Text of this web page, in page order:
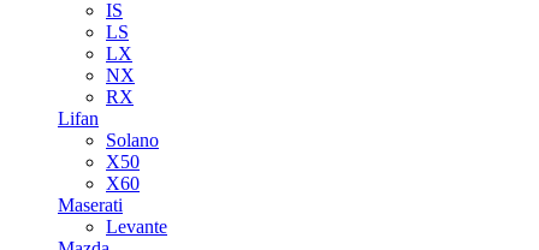
IS
LS
LX
NX
RX
Lifan
Solano
X50
X60
Maserati
Levante